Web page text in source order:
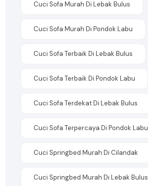
Cuci Sofa Murah Di Lebak Bulus
Cuci Sofa Murah Di Pondok Labu
Cuci Sofa Terbaik Di Lebak Bulus
Cuci Sofa Terbaik Di Pondok Labu
Cuci Sofa Terdekat Di Lebak Bulus
Cuci Sofa Terpercaya Di Pondok Labu
Cuci Springbed Murah Di Cilandak
Cuci Springbed Murah Di Lebak Bulus